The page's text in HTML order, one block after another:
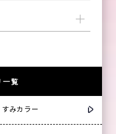
一覧
すみカラー